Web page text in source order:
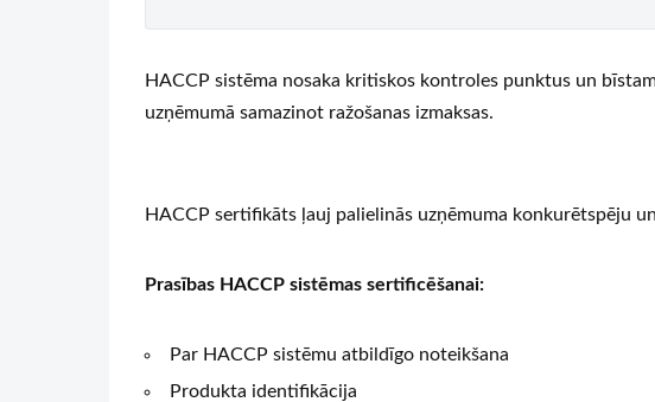
HACCP sistēma nosaka kritiskos kontroles punktus un
uzņēmumā samazinot ražošanas izmaksas.
HACCP sertifikāts ļauj palielinās uzņēmuma konkurētspēju
Prasības HACCP sistēmas sertificēšanai:
Par HACCP sistēmu atbildīgo noteikšana
Produkta identifikācija